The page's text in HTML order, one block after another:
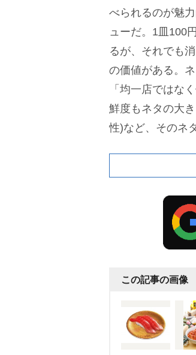
べられるのが魅
ューだ。1皿100
るが、それでも
の価値がある。
「均一店ではな
鮮度もネタの大
性)など、そのネ
この記事の画像